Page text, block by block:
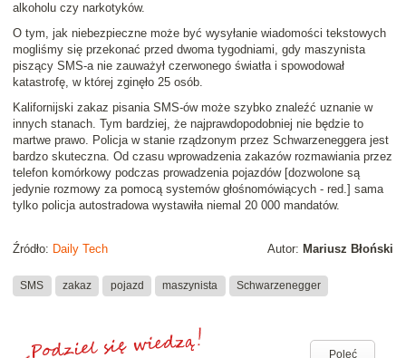
alkoholu czy narkotyków.
O tym, jak niebezpieczne może być wysyłanie wiadomości tekstowych
mogliśmy się przekonać przed dwoma tygodniami, gdy maszynista
piszący SMS-a nie zauważył czerwonego światła i spowodował
katastrofę, w której zginęło 25 osób.
Kalifornijski zakaz pisania SMS-ów może szybko znaleźć uznanie w
innych stanach. Tym bardziej, że najprawdopodobniej nie będzie to
martwe prawo. Policja w stanie rządzonym przez Schwarzeneggera jest
bardzo skuteczna. Od czasu wprowadzenia zakazów rozmawiania przez
telefon komórkowy podczas prowadzenia pojazdów [dozwolone są
jedynie rozmowy za pomocą systemów głośnomówiących - red.] sama
tylko policja autostradowa wystawiła niemal 20 000 mandatów.
Autor: Mariusz Błoński
Źródło: Daily Tech
SMS zakaz pojazd maszynista Schwarzenegger
Poleć